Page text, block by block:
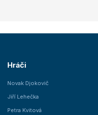
Hráči
Novak Djokovič
Jiří Lehečka
Petra Kvitová